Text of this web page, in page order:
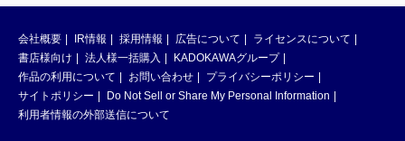
会社概要 IR情報 採用情報 広告について
ライセンスについて
書店様向け
法人様一括購入
KADOKAWAグループ
作品の利用について
お問い合わせ
プライバシーポリシー
サイトポリシー
Do Not Sell or Share My Personal Information
利用者情報の外部送信について